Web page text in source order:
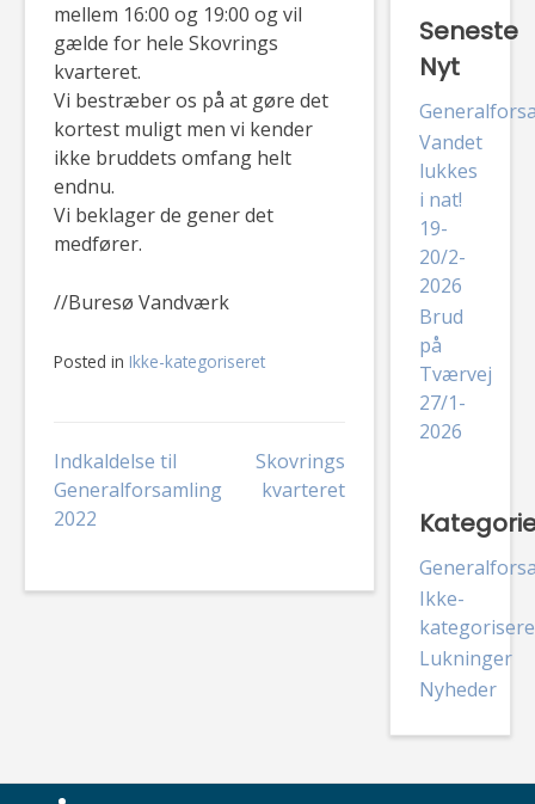
mellem 16:00 og 19:00 og vil
gælde for hele Skovrings
kvarteret.
Vi bestræber os på at gøre det
kortest muligt men vi kender
ikke bruddets omfang helt
endnu.
Vi beklager de gener det
medfører.
//Buresø Vandværk
Posted in Ikke-kategoriseret
Indlægsnavigation
Indkaldelse til
Generalforsamling
2022
Skovrings
kvarteret
Seneste
Nyt
Vandet
lukkes
i nat!
19-
20/2-
2026
Brud
på
Tværvej
27/1-
2026
Ikke-
Lukninger
Nyheder